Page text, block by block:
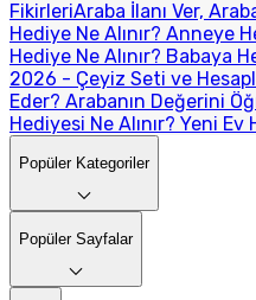
FikirleriAraba İlanı Ver,
Hediye Ne Alınır? Anneye
Hediye Ne Alınır? Babaya
2026 - Çeyiz Seti ve
Eder? Arabanın Değerini
Hediyesi Ne Alınır? Yeni
Popüler Kategoriler
Popüler Sayfalar